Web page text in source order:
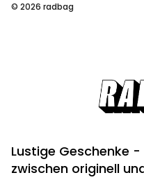
© 2026 radbag
Lustige Geschenke
zwischen originell